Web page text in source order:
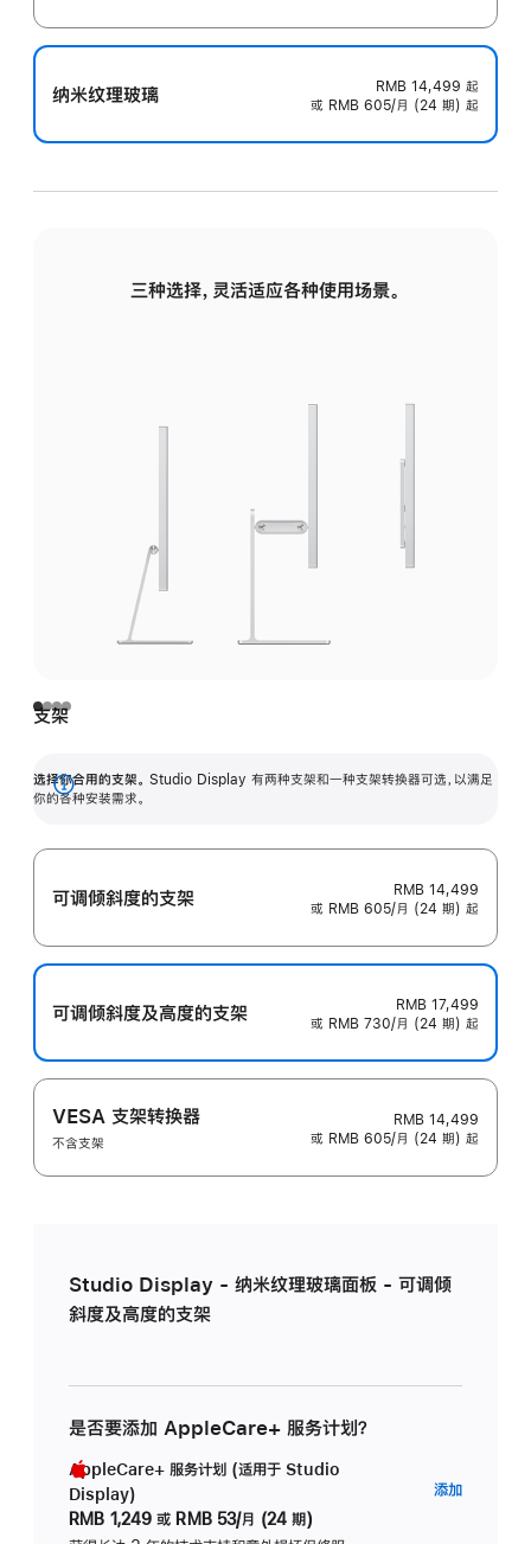
纳米纹理玻璃 RMB 14,499 起
或 RMB 605/月 (24 期) 起
三种选择，灵活适应各种使用场景。
支架
选择你合用的支架。 Studio Display 有两种支架和一种支架转换器可选，以满足
你的各种安装需求。
展
可调倾斜度的支架
RMB 14,499
或 RMB 605/月 (24 期) 起
可调倾斜度及高‍度的支‍架
RMB 17,499
或 RMB 730/月 (24 期) 起
VESA 支架转换器
不含支架
RMB 14,499
或 RMB 605/月 (24 期) 起
Studio Display - 纳米纹理玻璃面板 - 可调倾
斜度及高度的支架
是否要添加 AppleCare+ 服务计划？
AppleCare+ 服务计划 (适用于 Studio
Display)
RMB 1,249 或 RMB 53/月 (24 期)
添加